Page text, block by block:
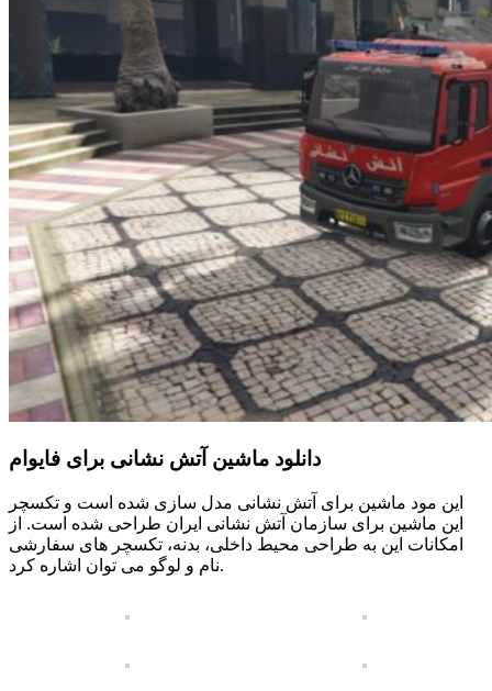
دانلود ماشین آتش نشانی برای فایوام
این مود ماشین برای آتش نشانی مدل سازی شده است و تکسچر
این ماشین برای سازمان آتش نشانی ایران طراحی شده است. از
امکانات این به طراحی محیط داخلی، بدنه، تکسچر های سفارشی
نام و لوگو می توان اشاره کرد.